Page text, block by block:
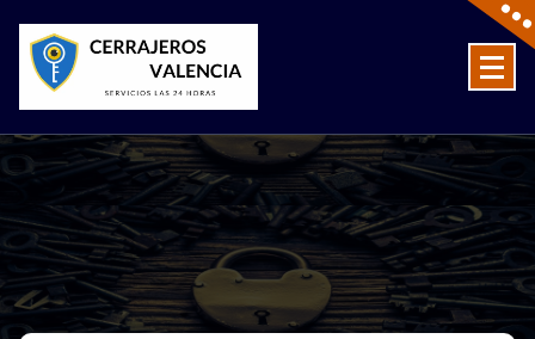
content